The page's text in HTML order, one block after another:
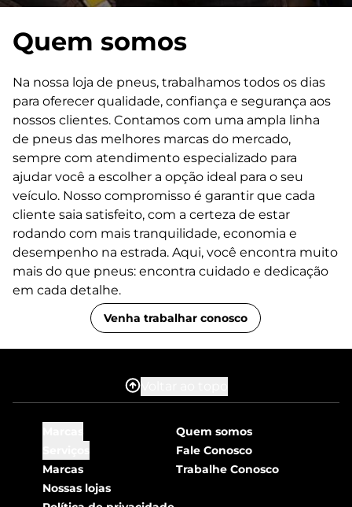
Quem somos
Na nossa loja de pneus, trabalhamos todos os dias
para oferecer qualidade, confiança e segurança aos
nossos clientes. Contamos com uma ampla linha
de pneus das melhores marcas do mercado,
sempre com atendimento especializado para
ajudar você a escolher a opção ideal para o seu
veículo. Nosso compromisso é garantir que cada
cliente saia satisfeito, com a certeza de estar
rodando com mais tranquilidade, economia e
desempenho na estrada. Aqui, você encontra muito
mais do que pneus: encontra cuidado e dedicação
em cada detalhe.
Venha trabalhar conosco
Voltar ao topo
Marcas
Nossas lojas
Quem somos
Fale Conosco
Trabalhe Conosco